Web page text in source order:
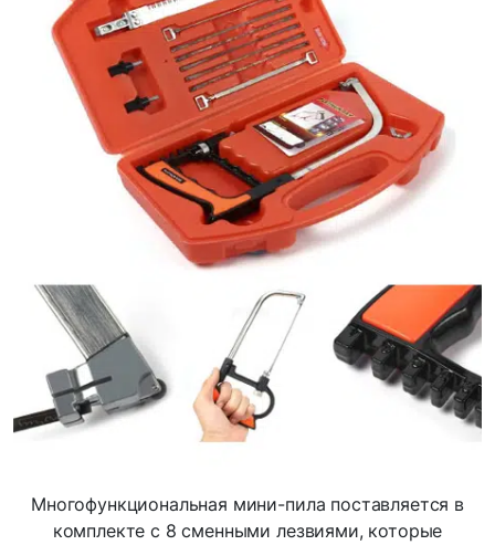
Многофункциональная мини-пила поставляется в
комплекте с 8 сменными лезвиями, которые